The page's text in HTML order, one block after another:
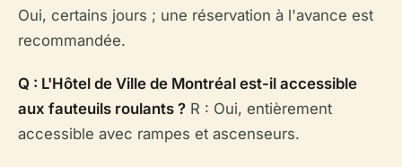
Oui, certains jours ; une réservation à l'avance est
recommandée.
Q : L'Hôtel de Ville de Montréal est-il accessible
aux fauteuils roulants ? R : Oui, entièrement
accessible avec rampes et ascenseurs.